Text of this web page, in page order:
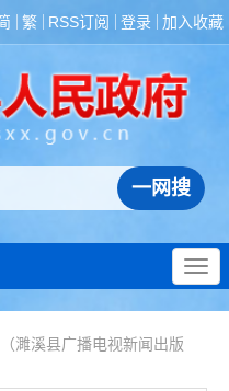
繁 RSS订阅 登录 加入收藏
濉溪县广播电视新闻出版